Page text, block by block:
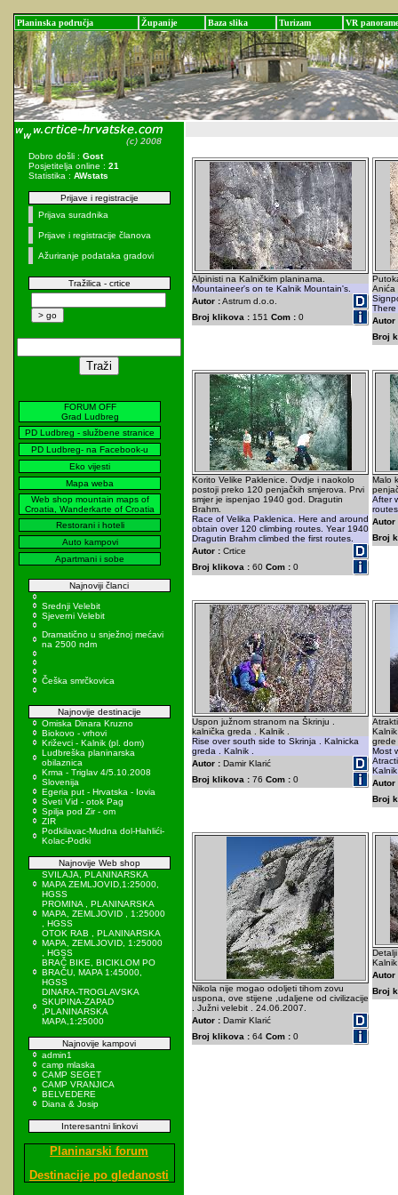
Planinska područja Županije Baza slika Turizam VR panorame
Dobro došli : Gost
Posjetitelja online : 21
Statistika : AWstats
Prijave i registracije
Prijava suradnika
Prijave i registracije članova
Ažuriranje podataka gradovi
Tražilica - crtice
FORUM OFF
Grad Ludbreg
PD Ludbreg - službene stranice
PD Ludbreg- na Facebook-u
Eko vijesti
Mapa weba
Web shop mountain maps of
Croatia, Wanderkarte of Croatia
Restorani i hoteli
Auto kampovi
Apartmani i sobe
Najnoviji članci
Srednji Velebit
Sjeverni Velebit
Dramatično u snježnoj mećavi
na 2500 ndm
Češka smrčkovica
Najnovije destinacije
Omiska Dinara Kruzno
Biokovo - vrhovi
Križevci - Kalnik (pl. dom)
Ludbreška planinarska
obilaznica
Krma - Triglav 4/5.10.2008
Slovenija
Egeria put - Hrvatska - Iovia
Sveti Vid - otok Pag
Spilja pod Zir - om
ZIR
Podkilavac-Mudna dol-Hahlići-
Kolac-Podki
Najnovije Web shop
SVILAJA, PLANINARSKA
MAPA ZEMLJOVID,1:25000,
HGSS
PROMINA , PLANINARSKA
MAPA, ZEMLJOVID , 1:25000
, HGSS
OTOK RAB , PLANINARSKA
MAPA, ZEMLJOVID, 1:25000
, HGSS
BRAČ BIKE, BICIKLOM PO
BRAČU, MAPA 1:45000,
HGSS
DINARA-TROGLAVSKA
SKUPINA-ZAPAD
,PLANINARSKA
MAPA,1:25000
Najnovije kampovi
admin1
camp mlaska
CAMP SEGET
CAMP VRANJICA
BELVEDERE
Diana & Josip
Interesantni linkovi
Planinarski forum
Destinacije po gledanosti
Alpinisti na Kalničkim planinama.
Mountaineer's on te Kalnik Mountain's.
Autor :Astrum d.o.o.
Broj klikova : 151 Com : 0
Anića
Autor
Broj
Korito Velike Paklenice. Ovdje i naokolo
postoji preko 120 penjačkih smjerova. Prvi
smjer je ispenjao 1940 god. Dragutin
Brahm.
Race of Velika Paklenica. Here and around
obtain over 120 climbing routes. Year 1940
Dragutin Brahm climbed the first routes.
Autor : Crtice
Broj klikova : 60 Com : 0
Malo
After
Autor
Broj
Uspon južnom stranom na Škrinju .
kalnička greda . Kalnik .
Rise over south side to Skrinja . Kalnicka
greda . Kalnik .
Autor : Damir Klarić
Broj klikova : 76 Com : 0
grede
Most
Autor
Broj
Nikola nije mogao odoljeti tihom zovu
uspona, ove stijene ,udaljene od civilizacije
. Južni velebit . 24.06.2007.
Autor : Damir Klarić
Broj klikova : 64 Com : 0
Autor
Broj